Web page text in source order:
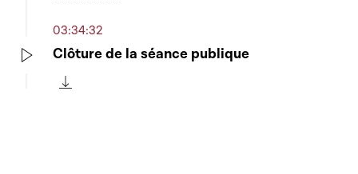
03:34:32
Clôture de la séance publique